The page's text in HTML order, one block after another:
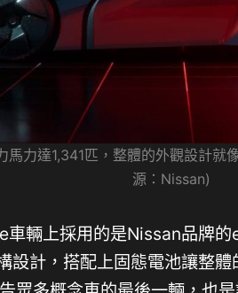
力達1,341匹，整體的外觀設計就
源：Nissan)
輛上採用的是Nissan品牌
設計，搭配上固態電池讓整